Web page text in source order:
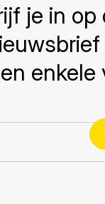
je in op
enkele